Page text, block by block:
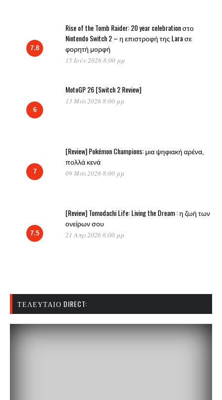
7.8
Rise of the Tomb Raider: 20 year celebration στο
Nintendo Switch 2 – η επιστροφή της Lara σε
φορητή μορφή
15 Ιούν 2026 8:00 μμ
6
MotoGP 26 [Switch 2 Review]
13 Μάι 2026 8:00 μμ
7
[Review] Pokémon Champions: μια ψηφιακή αρένα,
πολλά κενά
09 Μάι 2026 8:00 μμ
7.5
[Review] Tomodachi Life: Living the Dream : η ζωή των
ονείρων σου
21 Απρ 2026 6:00 μμ
ΤΕΛΕΥΤΑΊΟ DIRECT: